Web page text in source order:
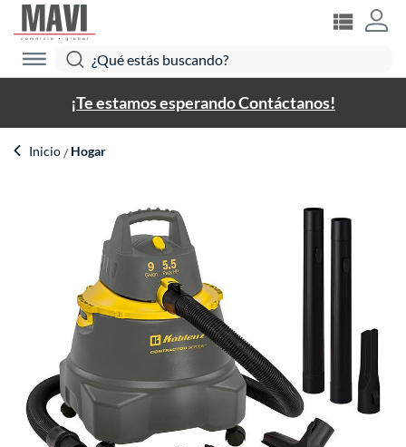
¡Te estamos esperando Contáctanos!
Inicio Hogar